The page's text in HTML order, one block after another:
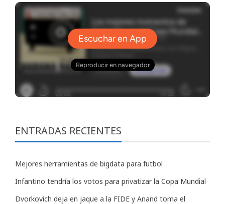
ENTRADAS RECIENTES
Mejores herramientas de bigdata para futbol
Infantino tendría los votos para privatizar la Copa Mundial
Dvorkovich deja en jaque a la FIDE y Anand toma el